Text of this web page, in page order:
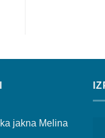
jakna Melina